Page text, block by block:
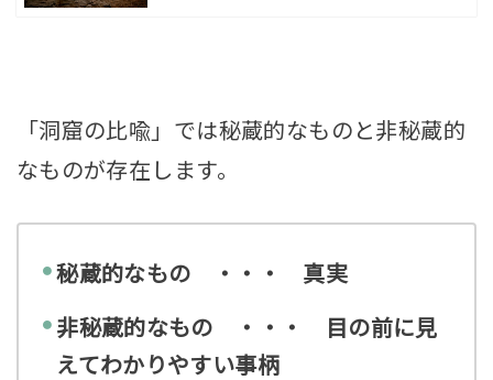
「洞窟の比喩」では秘蔵的なもの と非秘蔵的
なものが存在します。
秘蔵的なもの ・・・ 真実
非秘蔵的なもの ・・・ 目の前に見
えてわかりやすい事柄